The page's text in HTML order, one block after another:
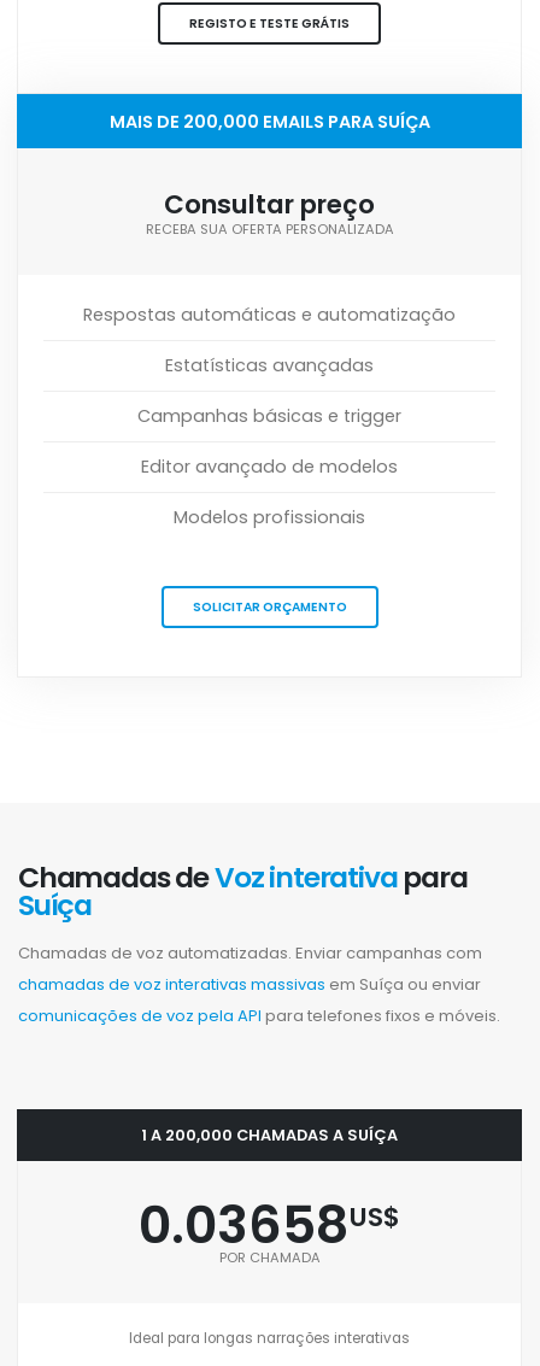
REGISTO E TESTE GRÁTIS
MAIS DE 200,000 EMAILS PARA SUÍÇA
Consultar preço
RECEBA SUA OFERTA PERSONALIZADA
Respostas automáticas e automatização
Estatísticas avançadas
Campanhas básicas e trigger
Editor avançado de modelos
Modelos profissionais
SOLICITAR ORÇAMENTO
Chamadas deVoz interativapara
Suíça
Chamadas de voz automatizadas. Enviar campanhas com
chamadas de voz interativas massivas em Suíça ou enviar
comunicações de voz pela API para telefones fixos e móveis.
1 A 200,000 CHAMADAS A SUÍÇA
0.03658US$
POR CHAMADA
Ideal para longas narrações interativas